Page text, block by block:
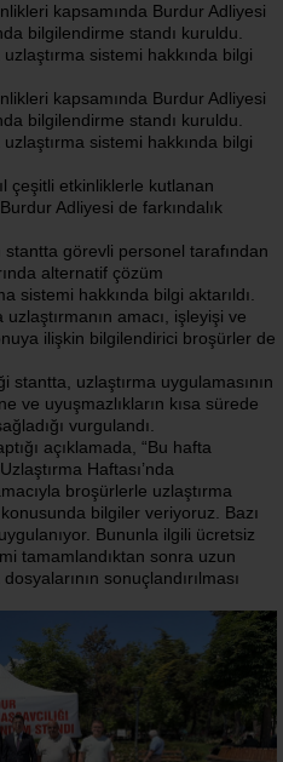
kapsamında Burdur Adliyesi
bilgilendirme standı kuruldu.
sistemi hakkında bilgi
kapsamında Burdur Adliyesi
bilgilendirme standı kuruldu.
sistemi hakkında bilgi
çeşitli etkinliklerle kutlanan
Adliyesi de farkındalık
stantta görevli personel tarafından
alternatif çözüm
sistemi hakkında bilgi aktarıldı.
amacı, işleyişi ve
ilişkin bilgilendirici broşürler de
stantta, uzlaştırma uygulamasının
ve uyuşmazlıkların kısa sürede
vurgulandı.
açıklamada, “Bu hafta
Haftası’nda
broşürlerle uzlaştırma
bilgiler veriyoruz. Bazı
Bununla ilgili ücretsiz
tamamlandıktan sonra uzun
sonuçlandırılması